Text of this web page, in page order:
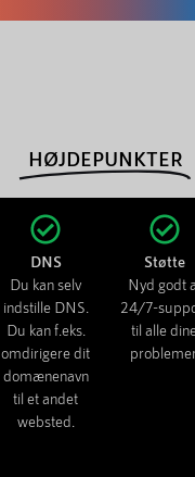
DNS
Du kan selv
indstille DNS.
Du kan f.eks.
omdirigere dit
domænenavn
til et andet
websted.
Støtte
Nyd godt
24/7-
til alle
HØJDEPUNKTER